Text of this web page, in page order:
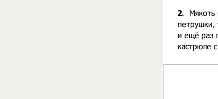
2.
Мякоть
петрушки,
и ещё раз
кастрюле